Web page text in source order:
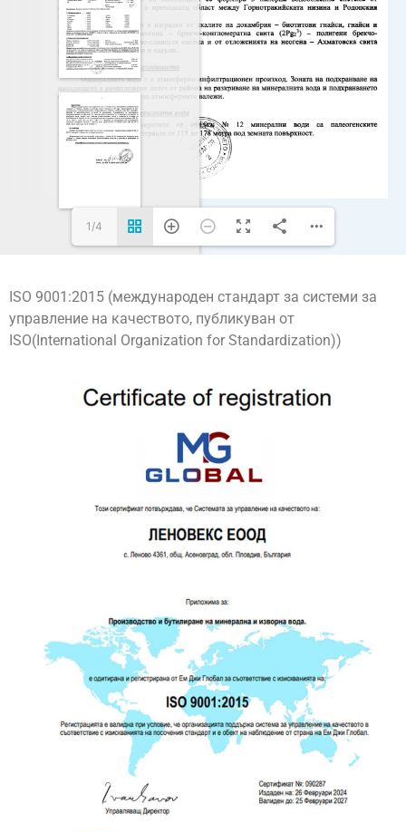
1/4
ISO 9001:2015 (международен стандарт за системи за
управление на качеството, публикуван от
ISO(International Organization for Standardization))